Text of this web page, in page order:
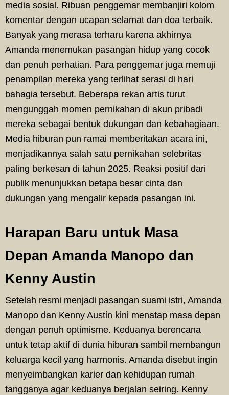
media sosial. Ribuan penggemar membanjiri kolom
komentar dengan ucapan selamat dan doa terbaik.
Banyak yang merasa terharu karena akhirnya
Amanda menemukan pasangan hidup yang cocok
dan penuh perhatian. Para penggemar juga memuji
penampilan mereka yang terlihat serasi di hari
bahagia tersebut. Beberapa rekan artis turut
mengunggah momen pernikahan di akun pribadi
mereka sebagai bentuk dukungan dan kebahagiaan.
Media hiburan pun ramai memberitakan acara ini,
menjadikannya salah satu pernikahan selebritas
paling berkesan di tahun 2025. Reaksi positif dari
publik menunjukkan betapa besar cinta dan
dukungan yang mengalir kepada pasangan ini.
Harapan Baru untuk Masa
Depan Amanda Manopo dan
Kenny Austin
Setelah resmi menjadi pasangan suami istri, Amanda
Manopo dan Kenny Austin kini menatap masa depan
dengan penuh optimisme. Keduanya berencana
untuk tetap aktif di dunia hiburan sambil membangun
keluarga kecil yang harmonis. Amanda disebut ingin
menyeimbangkan karier dan kehidupan rumah
tangganya agar keduanya berjalan seiring. Kenny